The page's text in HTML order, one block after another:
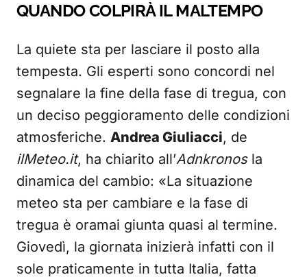
QUANDO COLPIRÀ IL MALTEMPO
La quiete sta per lasciare il posto alla
tempesta. Gli esperti sono concordi nel
segnalare la fine della fase di tregua, con
un deciso peggioramento delle condizioni
atmosferiche. Andrea Giuliacci, de
ilMeteo.it, ha chiarito all’Adnkronosla
dinamica del cambio: «La situazione
meteo sta per cambiare e la fase di
tregua è oramai giunta quasi al termine.
Giovedì, la giornata inizierà infatti con il
sole praticamente in tutta Italia, fatta